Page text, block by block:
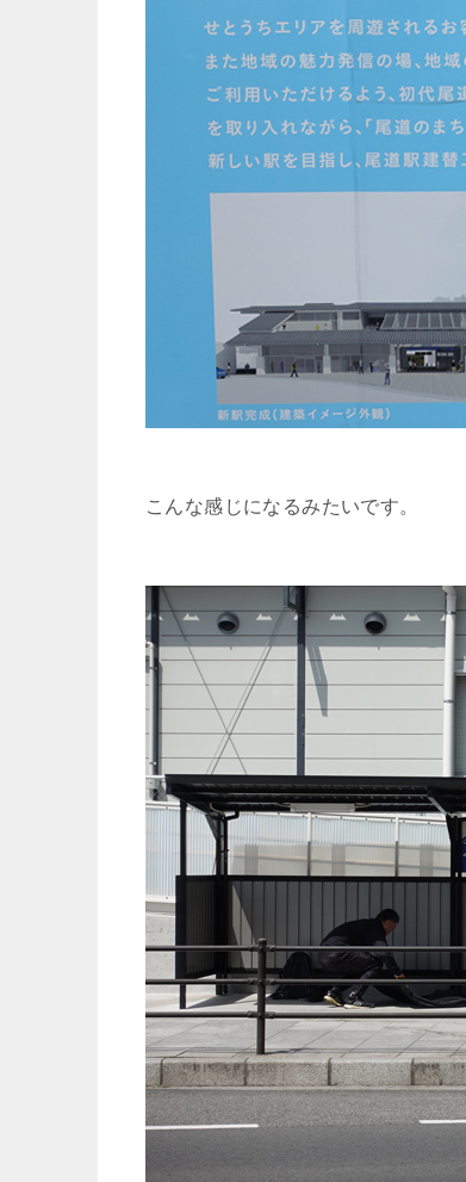
こんな感じになるみたいです。